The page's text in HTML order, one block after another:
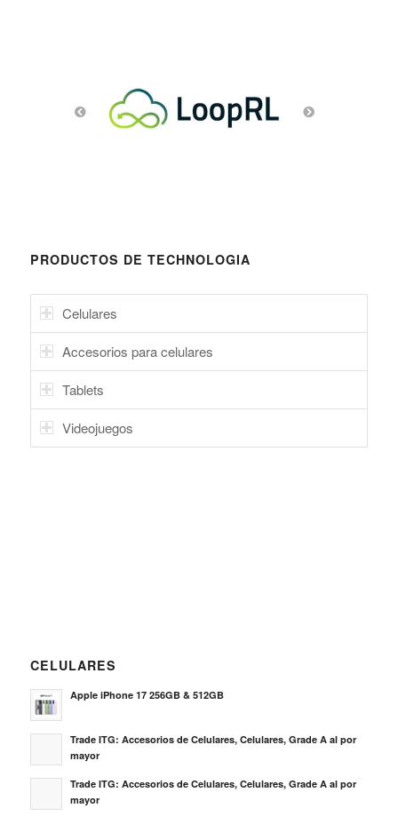
PRODUCTOS DE TECHNOLOGIA
Celulares
Accesorios para celulares
Tablets
Videojuegos
CELULARES
Apple iPhone 17 256GB & 512GB
Trade ITG: Accesorios de Celulares, Celulares, Grade A al por
mayor
Trade ITG: Accesorios de Celulares, Celulares, Grade A al por
mayor